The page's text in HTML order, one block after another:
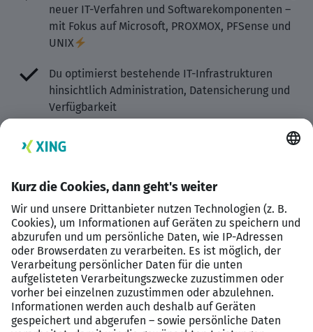
neuer IT-Verfahren und Softwarekomponenten –
mit Fokus auf Microsoft, PROXMOX, PFSense und
UNIX
Du optimierst bestehende IT-Infrastrukturen
hinsichtlich Administration, Datensicherung und
Verfügbarkeit
Du unterstützt bei der Konsolidierung und Betrieb
von Netzwerkarchitekturen
Zu Deinen Aufgaben gehören auch die Beratung
und Umsetzung von Intra- und Internetlösungen
und 1st und 2nd Level Support
Du entwickelst Kommunikationslösungen und
Desaster Recovery Lösungen
Du erstellst und setzt Datensicherungskonzepte
um